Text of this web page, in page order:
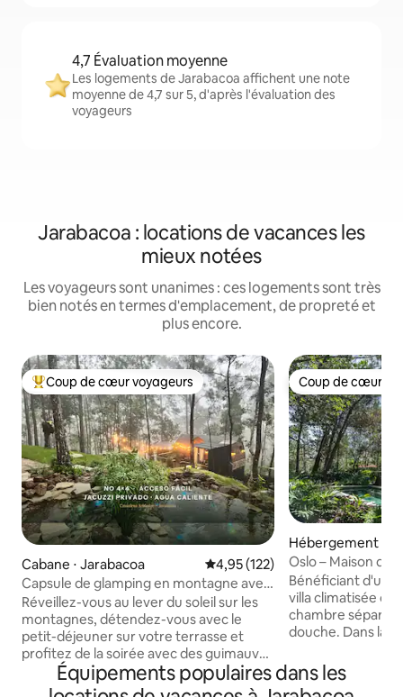
4,7 Évaluation moyenne
Les logements de Jarabacoa affichent une note
moyenne de 4,7 sur 5, d'après l'évaluation des
voyageurs
Jarabacoa : locations de vacances les
mieux notées
Les voyageurs sont unanimes : ces logements sont très
bien notés en termes d'emplacement, de propreté et
plus encore.
Coups de cœur voyageurs les plus appréciés
Coup de cœur voyageurs
Cabane ⋅ Jarabacoa Évaluation moyenne sur la
4,95 (122)
Capsule de glamping en montagne avec
jacuzzi privé
Réveillez-vous au lever du soleil sur les
montagnes, détendez-vous avec le
petit-déjeuner sur votre terrasse et
profitez de la soirée avec des guimauves
grillées sur le feu. Cette cabane
confortable est située dans une
Coup de cœur
Coup de cœur
Hébergement ⋅
Oslo – Maison de
Bénéficiant
villa climatisée
chambre séparée
douche. Dans la
ustensiles de
ondes et une
Équipements populaires dans les